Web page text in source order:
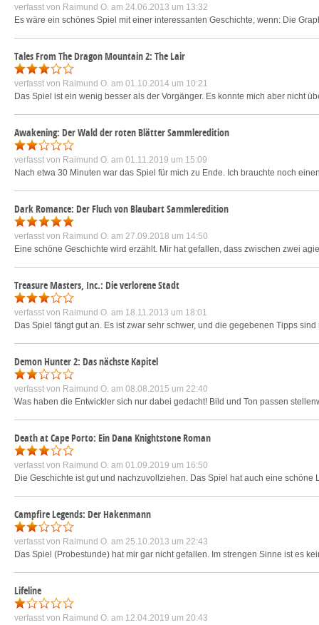
verfasst von Raimund O. am 24.06.2013 um 13:32
Es wäre ein schönes Spiel mit einer interessanten Geschichte, wenn: Die
Tales From The Dragon Mountain 2: The Lair
verfasst von Raimund O. am 01.10.2014 um 10:21
Das Spiel ist ein wenig besser als der Vorgänger. Es konnte mich aber nicht
Awakening: Der Wald der roten Blätter Sammleredition
verfasst von Raimund O. am 01.11.2019 um 15:09
Nach etwa 30 Minuten war das Spiel für mich zu Ende. Ich brauchte noch
Dark Romance: Der Fluch von Blaubart Sammleredition
verfasst von Raimund O. am 27.09.2018 um 14:50
Eine schöne Geschichte wird erzählt. Mir hat gefallen, dass zwischen zwei
Treasure Masters, Inc.: Die verlorene Stadt
verfasst von Raimund O. am 18.11.2013 um 18:01
Das Spiel fängt gut an. Es ist zwar sehr schwer, und die gegebenen Tipps
Demon Hunter 2: Das nächste Kapitel
verfasst von Raimund O. am 08.08.2015 um 22:40
Was haben die Entwickler sich nur dabei gedacht! Bild und Ton passen
Death at Cape Porto: Ein Dana Knightstone Roman
verfasst von Raimund O. am 01.09.2019 um 16:50
Die Geschichte ist gut und nachzuvollziehen. Das Spiel hat auch eine
Campfire Legends: Der Hakenmann
verfasst von Raimund O. am 25.10.2013 um 22:43
Das Spiel (Probestunde) hat mir gar nicht gefallen. Im strengen Sinne ist es
Lifeline
verfasst von Raimund O. am 12.04.2019 um 20:43